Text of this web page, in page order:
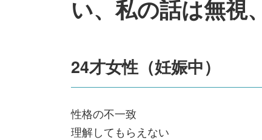
い、私の話は無視
24才女性（妊娠中）
性格の不一致
理解してもらえない